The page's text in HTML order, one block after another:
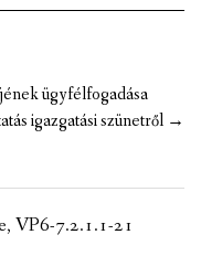
ügyfélfogadása
igazgatási szünetről →
VP6-7.2.1.1-21